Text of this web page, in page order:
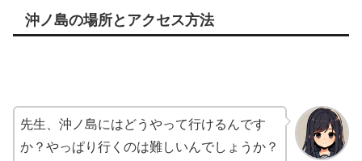
沖ノ島の場所とアクセス方法
先生、沖ノ島にはどうやって行けるんです
か？やっぱり行くのは難しいんでしょうか？